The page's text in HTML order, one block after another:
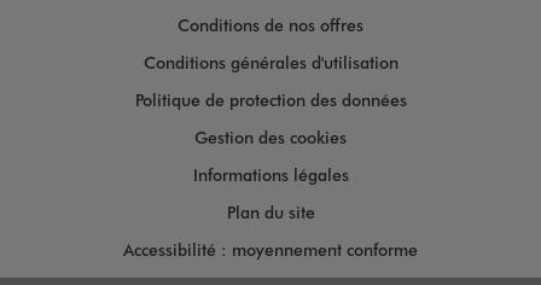
Conditions de nos offres
Conditions générales d'utilisation
Politique de protection des données
Gestion des cookies
Informations légales
Plan du site
Accessibilité : moyennement conforme